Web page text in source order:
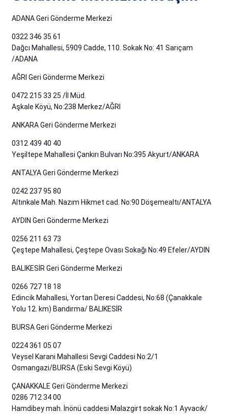
ADANA Geri Gönderme Merkezi
0322 346 35 61
Dağcı Mahallesi, 5909 Cadde, 110. Sokak No: 41 Sarıçam
/ADANA
AĞRI Geri Gönderme Merkezi
0472 215 33 25 /İl Müd.
Aşkale Köyü, No:238 Merkez/AĞRI
ANKARA Geri Gönderme Merkezi
0312 439 40 40
Yeşiltepe Mahallesi Çankırı Bulvarı No:395 Akyurt/ANKARA
ANTALYA Geri Gönderme Merkezi
0242 237 95 80
Altınkale Mah. Nazım Hikmet cad. No:90 Döşemealtı/ANTALYA
AYDIN Geri Gönderme Merkezi
0256 211 63 73
Çeştepe Mahallesi, Çeştepe Ovası Sokağı No:49 Efeler/AYDIN
BALIKESİR Geri Gönderme Merkezi
0266 727 18 18
Edincik Mahallesi, Yortan Deresi Caddesi, No:68 (Çanakkale
Yolu 12. km) Bandırma/ BALIKESİR
BURSA Geri Gönderme Merkezi
0224 361 05 07
Veysel Karani Mahallesi Sevgi Caddesi No:2/1
Osmangazi/BURSA (Eski Sevgi Köyü)
ÇANAKKALE Geri Gönderme Merkezi
0286 712 34 00
Hamdibey mah. İnönü caddesi Malazgirt sokak No:1 Ayvacık/